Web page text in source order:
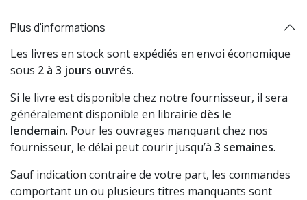
Plus d'informations
Les livres en stock sont expédiés en envoi économique
sous 2 à 3 jours ouvrés.
Si le livre est disponible chez notre fournisseur, il sera
généralement disponible en librairie dès le
lendemain. Pour les ouvrages manquant chez nos
fournisseur, le délai peut courir jusqu’à 3 semaines.
Sauf indication contraire de votre part, les commandes
comportant un ou plusieurs titres manquants sont